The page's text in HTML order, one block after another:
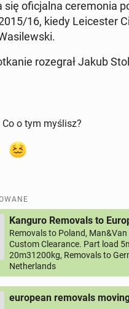
się ofi­cjal­na ce­re­mo­nia
16, kiedy Le­ice­ster
ro­ze­grał Jakub
o tym myślisz?
Kanguro Removals to
Removals to Poland,
Custom Clearance. Part load
20m31200kg, Removals to
Netherlands
european removals